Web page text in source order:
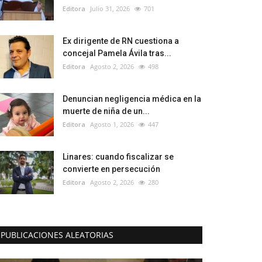
Editora Julio 31, 2026 701
Ex dirigente de RN cuestiona a
concejal Pamela Ávila tras...
Editora Agosto 2, 2026 498
Denuncian negligencia médica en la
muerte de niña de un...
Editora Agosto 1, 2026 447
Linares: cuando fiscalizar se
convierte en persecución
Editora Agosto 2, 2026 280
PUBLICACIONES ALEATORIAS